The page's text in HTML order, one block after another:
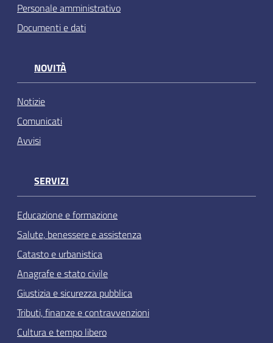
Personale amministrativo
Documenti e dati
NOVITÀ
Notizie
Comunicati
Avvisi
SERVIZI
Educazione e formazione
Salute, benessere e assistenza
Catasto e urbanistica
Anagrafe e stato civile
Giustizia e sicurezza pubblica
Tributi, finanze e contravvenzioni
Cultura e tempo libero